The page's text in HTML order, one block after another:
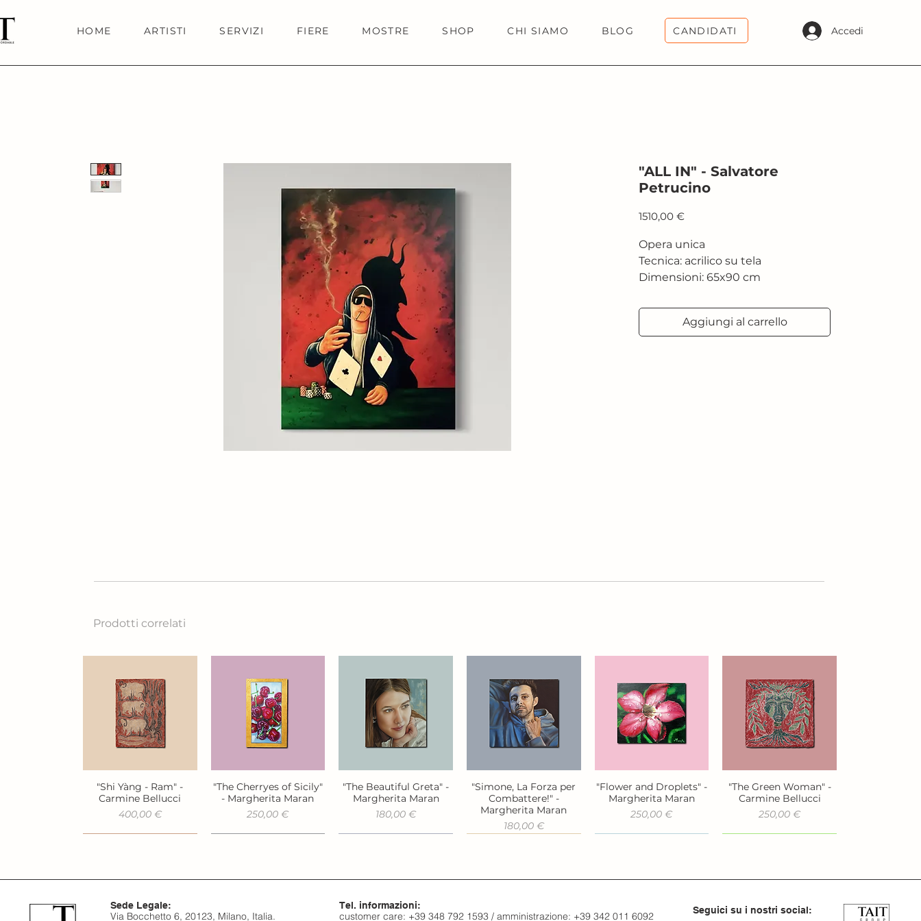
HOME ARTISTI SERVIZI FIERE MOSTRE SHOP CHI SIAMO BLOG Accedi
CANDIDATI
"ALL IN" - Salvatore
Petrucino
1510,00 €Prezzo
Opera unica
Tecnica: acrilico su tela
Dimensioni: 65x90 cm
Aggiungi al carrello
Prodotti correlati
Vista rapida
"Shi Yàng - Ram" -
Carmine Bellucci
Prezzo
400,00 €
Vista rapida
"The Cherryes of Sicily"
- Margherita Maran
Prezzo
250,00 €
Vista rapida
"The Beautiful Greta" -
Margherita Maran
Prezzo
180,00 €
Vista rapida
"Simone, La Forza per
Combattere!" -
Margherita Maran
Prezzo
180,00 €
Vista rapida
"Flower and Droplets" -
Margherita Maran
Prezzo
250,00 €
Vista rapida
"The Green Woman" -
Carmine Bellucci
Prezzo
250,00 €
Sede Legale:
Via Bocchetto 6, 20123, Milano, Italia.
Tel. informazioni:
customer care: +39 348 792 1593 / amministrazione: +39 342 011 6092 Seguici su i nostri social: